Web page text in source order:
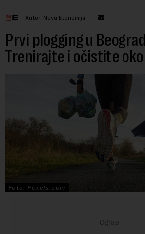
Autor: Nova Ekonomija
Prvi plogging u
Trenirajte i očistite
Foto: Pexels.com